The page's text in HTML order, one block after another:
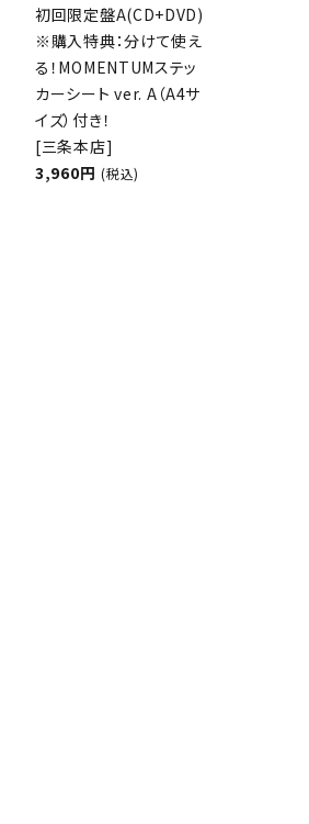
初回限定盤A(CD+DVD)
※購入特典：分けて使え
る！MOMENTUMステッ
カーシート ver. A（A4サ
イズ）付き！
[三条本店]
3,960円 (税込)